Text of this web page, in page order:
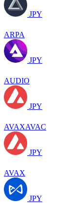
JPY
ARPA
JPY
AUDIO
JPY
AVAXAVAC
JPY
AVAX
JPY